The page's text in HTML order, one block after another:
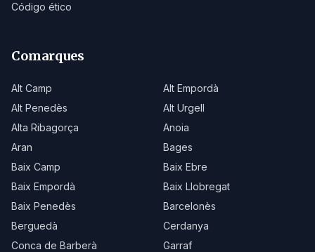
Código ético
Comarques
Alt Camp
Alt Empordà
Alt Penedès
Alt Urgell
Alta Ribagorça
Anoia
Aran
Bages
Baix Camp
Baix Ebre
Baix Empordà
Baix Llobregat
Baix Penedès
Barcelonès
Berguedà
Cerdanya
Conca de Barberà
Garraf